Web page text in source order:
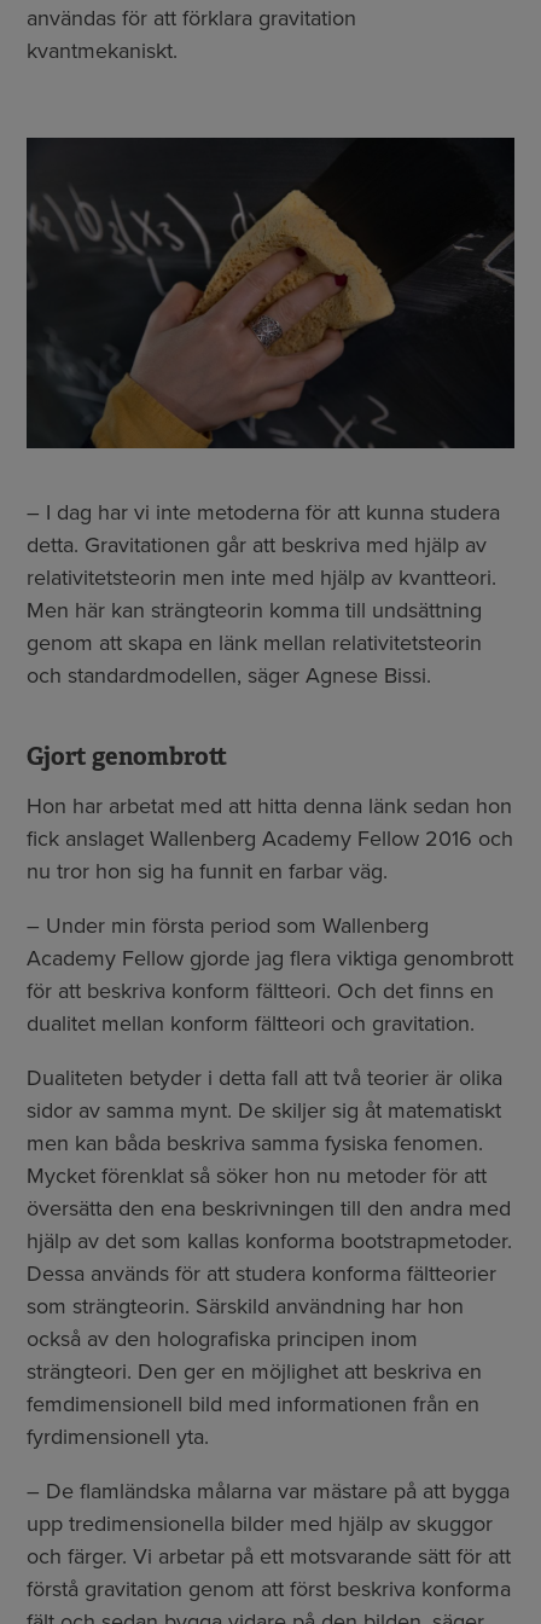
användas för att förklara gravitation
kvantmekaniskt.
– I dag har vi inte metoderna för att kunna studera
detta. Gravitationen går att beskriva med hjälp av
relativitetsteorin men inte med hjälp av kvantteori.
Men här kan strängteorin komma till undsättning
genom att skapa en länk mellan relativitetsteorin
och standardmodellen, säger Agnese Bissi.
Gjort genombrott
Hon har arbetat med att hitta denna länk sedan hon
fick anslaget Wallenberg Academy Fellow 2016 och
nu tror hon sig ha funnit en farbar väg.
– Under min första period som Wallenberg
Academy Fellow gjorde jag flera viktiga genombrott
för att beskriva konform fältteori. Och det finns en
dualitet mellan konform fältteori och gravitation.
Dualiteten betyder i detta fall att två teorier är olika
sidor av samma mynt. De skiljer sig åt matematiskt
men kan båda beskriva samma fysiska fenomen.
Mycket förenklat så söker hon nu metoder för att
översätta den ena beskrivningen till den andra med
hjälp av det som kallas konforma bootstrapmetoder.
Dessa används för att studera konforma fältteorier
som strängteorin. Särskild användning har hon
också av den holografiska principen inom
strängteori. Den ger en möjlighet att beskriva en
femdimensionell bild med informationen från en
fyrdimensionell yta.
– De flamländska målarna var mästare på att bygga
upp tredimensionella bilder med hjälp av skuggor
och färger. Vi arbetar på ett motsvarande sätt för att
förstå gravitation genom att först beskriva konforma